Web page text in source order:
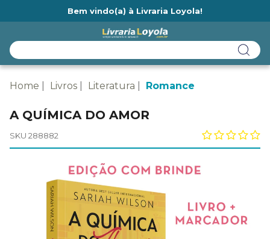
Bem vindo(a) à Livraria Loyola!
Home Livros Literatura Romance
A QUÍMICA DO AMOR
SKU 288882